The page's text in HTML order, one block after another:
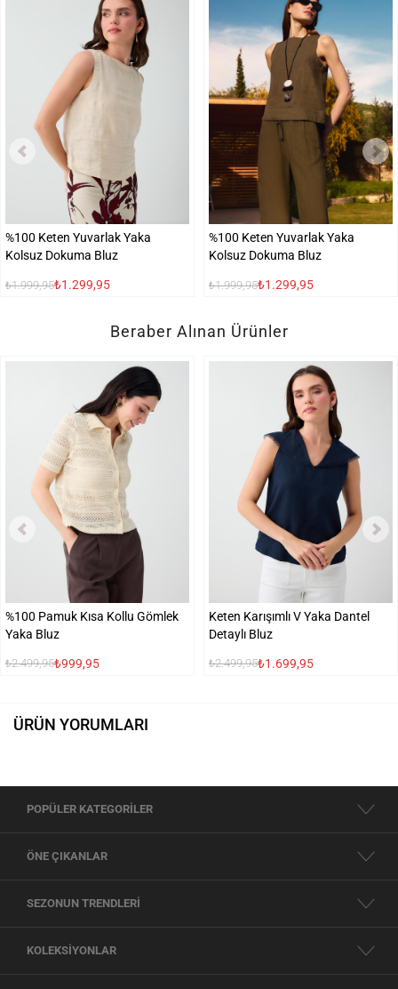
%100 Keten Yuvarlak Yaka
Kolsuz Dokuma Bluz
₺1.999,95₺1.299,95
%100 Keten Yuvarlak Yaka
Kolsuz Dokuma Bluz
₺1.999,95₺1.299,95
Beraber Alınan Ürünler
%100 Pamuk Kısa Kollu Gömlek
Yaka Bluz
₺2.499,95₺999,95
Keten Karışımlı V Yaka Dantel
Detaylı Bluz
₺2.499,95₺1.699,95
ÜRÜN YORUMLARI
POPÜLER KATEGORİLER
ÖNE ÇIKANLAR
SEZONUN TRENDLERİ
KOLEKSİYONLAR